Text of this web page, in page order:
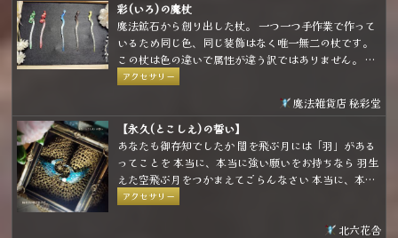
彩(いろ)の魔杖
魔法鉱石から創り出した杖。 一つ一つ手作業で作って
いるため同じ色、同じ装飾はなく唯一無二の杖です。
この杖は色の違いで属性が違う訳ではありません。 使
用者を惹き寄せ、幸せへ導くための色の違いです。
れる色って人によって違うよね」ということを言いた
かったです💦)
アクセサリー
魔法雑貨店 秘彩堂
【永久(とこしえ)の誓い】
あなたも御存知でしたか 闇を飛ぶ月には「羽」がある
ってことを 本当に、本当に強い願いをお持ちなら 羽生
えた空飛ぶ月をつかまえてごらんなさい 本当に、本当
に強い願いなら 月はその願いを叶えてくれるでしょう
アクセサリー
北六花舎